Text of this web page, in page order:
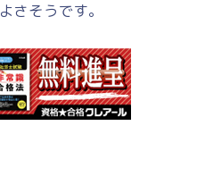
さそうです。